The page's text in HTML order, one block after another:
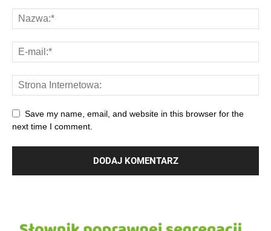
Save my name, email, and website in this browser for the
next time I comment.